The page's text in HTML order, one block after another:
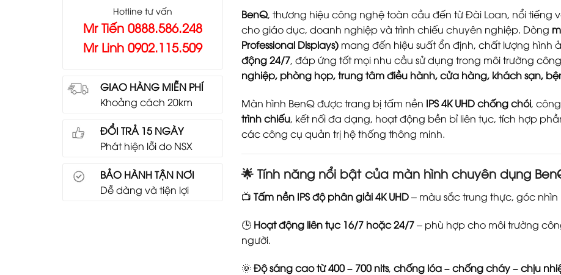
Hotline tư vấn
Mr Tiến 0888.586.248
Mr Linh 0902.115.509
GIAO HÀNG MIỄN PHÍ
Khoảng cách 20km
ĐỔI TRẢ 15 NGÀY
Phát hiện lỗi do NSX
BẢO HÀNH TẬN NƠI
Dễ dàng và tiện lợi
BenQ, thương hiệu công nghệ toàn cầu đến từ Đài Loan, nổi tiếng
cho giáo dục, doanh nghiệp và trình chiếu chuyên nghiệp. Dòng
Professional Displays)mang đến hiệu suất ổn định, chất lượng hình
động 24/7, đáp ứng tốt mọi nhu cầu sử dụng trong môi trường
nghiệp, phòng họp, trung tâm điều hành, cửa hàng, khách sạn,
Màn hình BenQ được trang bị tấm nền IPS 4K UHD chống chói,
trình chiếu, kết nối đa dạng, hoạt động bền bỉ liên tục, tích hợp
các công cụ quản trị hệ thống thông minh.
🌟 Tính năng nổi bật của màn hình chuyên dụng
📺 Tấm nền IPS độ phân giải 4K UHD– màu sắc trung thực, góc nhìn
🕒 Hoạt động liên tục 16/7 hoặc 24/7– phù hợp cho môi trường
người.
🌞 Độ sáng cao từ 400 – 700 nits, chống lóa – chống cháy – chịu